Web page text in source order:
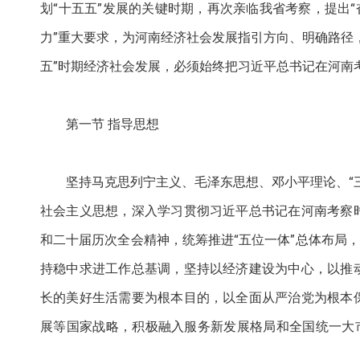
划“十五五”发展的关键时期，再次亲临我省考察，提
力”重大要求，为河南经济社会发展指引方向、明确路
五”时期经济社会发展，必须始终把习近平总书记在河
第一节 指导思想
坚持马克思列宁主义、毛泽东思想、邓小平理论、
社会主义思想，深入学习贯彻习近平总书记在河南考
和二十届历次全会精神，统筹推进“五位一体”总体布局
持稳中求进工作总基调，坚持以经济建设为中心，以
长的美好生活需要为根本目的，以全面从严治党为根
展等国家战略，积极融入服务新发展格局和全国统一